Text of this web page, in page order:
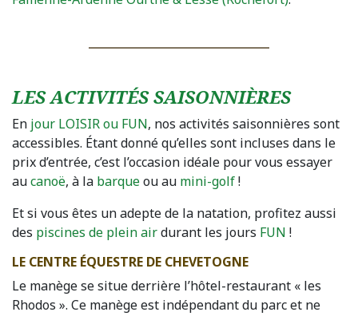
LES ACTIVITÉS SAISONNIÈRES
En jour LOISIR ou FUN, nos activités saisonnières sont
accessibles. Étant donné qu’elles sont incluses dans le
prix d’entrée, c’est l’occasion idéale pour vous essayer
aucanoë, à la barqueou au mini-golf!
Et si vous êtes un adepte de la natation, profitez aussi
des piscines de plein airdurant les jours FUN !
LE CENTRE ÉQUESTRE DE CHEVETOGNE
Le manège se situe derrière l’hôtel-restaurant « les
Rhodos ». Ce manège est indépendant du parc et ne